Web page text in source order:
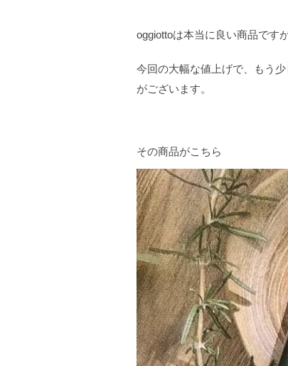
oggiottoは本当に良い商品ですが
今回の大幅な値上げで、もう
がございます。
その商品がこちら